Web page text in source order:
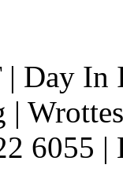
| Day In
|
6055 |